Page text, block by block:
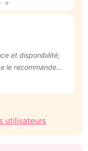
et disponibilité;
le recommande
utilisateurs